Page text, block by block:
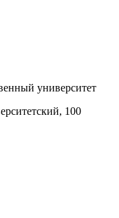
университет
100